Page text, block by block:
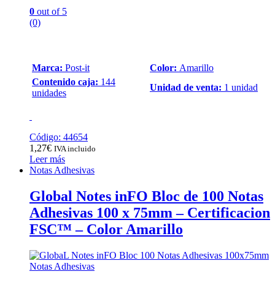
0 out of 5
(0)
Marca: Post-it Color: Amarillo
Contenido caja: 144
unidades
Unidad de venta: 1 unidad
Código: 44654
1,27€ IVA incluido
Leer más
Notas Adhesivas
Global Notes inFO Bloc de 100 Notas
Adhesivas 100 x 75mm – Certificacion
FSC™ – Color Amarillo
Notas Adhesivas